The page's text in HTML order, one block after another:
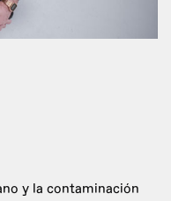
y la contaminación